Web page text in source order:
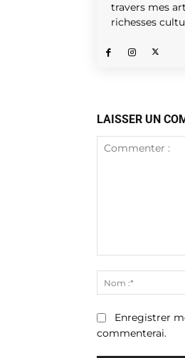
travers mes
richesses
LAISSER UN
Enregistrer
commenterai.